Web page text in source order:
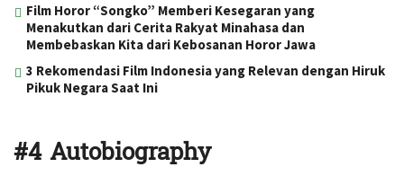
Film Horor “Songko” Memberi Kesegaran yang
Menakutkan dari Cerita Rakyat Minahasa dan
Membebaskan Kita dari Kebosanan Horor Jawa
3 Rekomendasi Film Indonesia yang Relevan dengan Hiruk
Pikuk Negara Saat Ini
#4 Autobiography